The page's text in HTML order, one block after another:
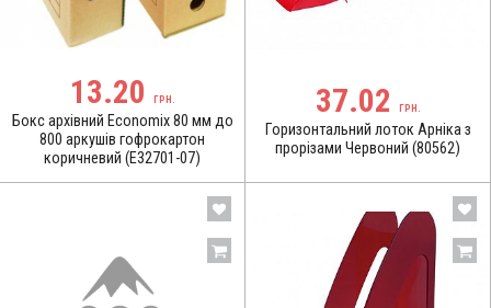
13.20 ГРН.
Бокс архівний Economix 80 мм до
800 аркушів гофрокартон
коричневий (E32701-07)
37.02 ГРН.
Горизонтальний лоток Арніка з
прорізами Червоний (80562)